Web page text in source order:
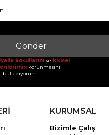
Gönder
koşullarını ve kişisel
korunmasını
ediyorum.
KURUMSAL
Bizimle Çalış